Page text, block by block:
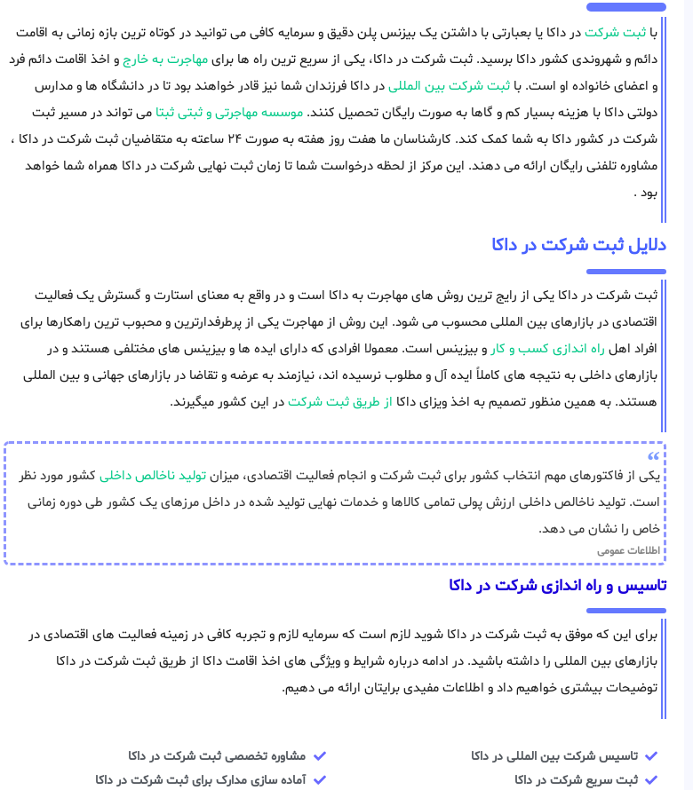
با ثبت شرکتدر داکا یا بعبارتی با داشتن یک بیزنس پلن دقیق و سرمایه کافی می توانید در کوتاه ترین بازه زمانی به اقامت
دائم و شهروندی کشور داکا برسید. ثبت شرکت در داکا، یکی از سریع ترین راه ها برایمهاجرت به خارجو اخذ اقامت دائم فرد
و اعضای خانواده او است. با ثبت شرکت بین المللیدر داکا فرزندان شما نیز قادر خواهند بود تا در دانشگاه ها و مدارس
دولتی داکا با هزینه بسیار کم و گاها به صورت رایگان تحصیل کنند. موسسه مهاجرتی و ثبتی ثبتا می تواند در مسیر ثبت
شرکت در کشور داکا به شما کمک کند. کارشناسان ما هفت روز هفته به صورت ۲۴ ساعته به متقاضیان ثبت شرکت در داکا ،
مشاوره تلفنی رایگان ارائه می دهند. این مرکز از لحظه درخواست شما تا زمان ثبت نهایی شرکت در داکا همراه شما خواهد
بود .
دلایل ثبت شرکت در داکا
ثبت شرکت در داکا یکی از رایج ترین روش های مهاجرت به داکا است و در واقع به معنای استارت و گسترش یک فعالیت
اقتصادی در بازارهای بین المللی محسوب می شود. این روش از مهاجرت یکی از پرطرفدارترین و محبوب ترین راهکارها برای
افراد اهل راه اندازی کسب و کار و بیزینس است. معمولا افرادی که دارای ایده ها و بیزینس های مختلفی هستند و در
بازارهای داخلی به نتیجه های کاملاً ایده آل و مطلوب نرسیده اند، نیازمند به عرضه و تقاضا در بازارهای جهانی و بین المللی
هستند. به همین منظور تصمیم به اخذ ویزای داکا از طریق ثبت شرکتدر این کشور میگیرند.
یکی از فاکتورهای مهم انتخاب کشور برای ثبت شرکت و انجام فعالیت اقتصادی، میزانتولید ناخالص داخلی کشور مورد نظر
است. تولید ناخالص داخلی ارزش پولی تمامی کالاها و خدمات نهایی تولید شده در داخل مرزهای یک کشور طی دوره زمانی
خاص را نشان می دهد.
اطلاعات عمومی
تاسیس و راه اندازی شرکت در داکا
برای این که موفق به ثبت شرکت در داکا شوید لازم است که سرمایه لازم و تجربه کافی در زمینه فعالیت های اقتصادی در
بازارهای بین المللی را داشته باشید. در ادامه درباره شرایط و ویژگی های اخذ اقامت داکا از طریق ثبت شرکت در داکا
توضیحات بیشتری خواهیم داد و اطلاعات مفیدی برایتان ارائه می دهیم.
تاسیس شرکت بین المللی در داکا
ثبت سریع شرکت در داکا
مشاوره تخصصی ثبت شرکت در داکا
آماده سازی مدارک برای ثبت شرکت در داکا